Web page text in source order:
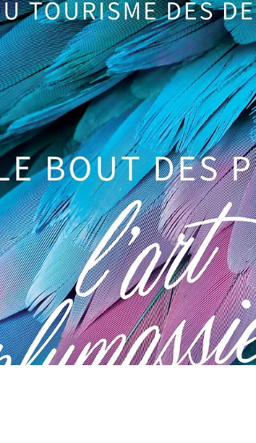
Les RDVs de la matière 2024